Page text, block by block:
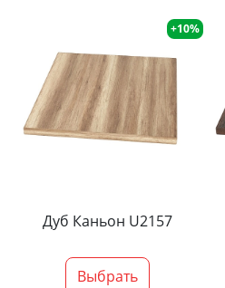
+10%
Дуб Каньон U2157
Выбрать